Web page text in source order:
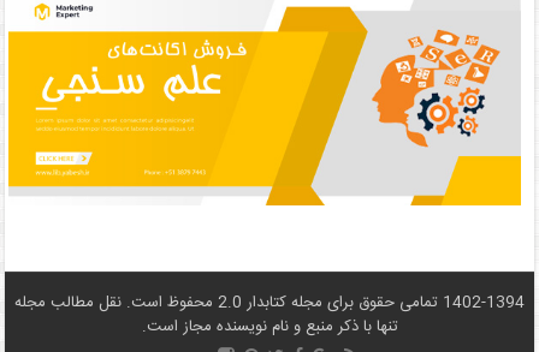
1402-1394 تمامی حقوق برای مجله کتابدار 2.0 محفوظ است. نقل مطالب مجله
تنها با ذکر منبع و نام نويسنده مجاز است.